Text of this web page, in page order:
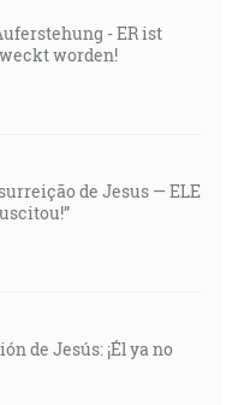
- ER ist
worden!
de Jesus — ELE
de Jesús: ¡Él ya no